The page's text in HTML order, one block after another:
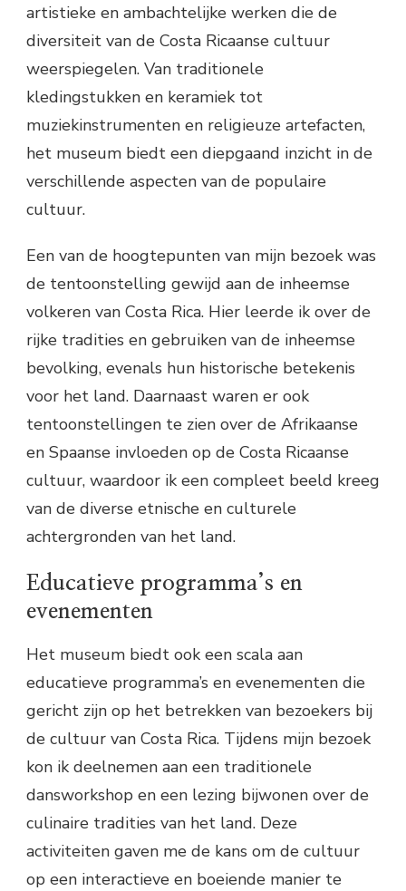
artistieke en ambachtelijke werken die de
diversiteit van de Costa Ricaanse cultuur
weerspiegelen. Van traditionele
kledingstukken en keramiek tot
muziekinstrumenten en religieuze artefacten,
het museum biedt een diepgaand inzicht in de
verschillende aspecten van de populaire
cultuur.
Een van de hoogtepunten van mijn bezoek was
de tentoonstelling gewijd aan de inheemse
volkeren van Costa Rica. Hier leerde ik over de
rijke tradities en gebruiken van de inheemse
bevolking, evenals hun historische betekenis
voor het land. Daarnaast waren er ook
tentoonstellingen te zien over de Afrikaanse
en Spaanse invloeden op de Costa Ricaanse
cultuur, waardoor ik een compleet beeld kreeg
van de diverse etnische en culturele
achtergronden van het land.
Educatieve programma’s en
evenementen
Het museum biedt ook een scala aan
educatieve programma’s en evenementen die
gericht zijn op het betrekken van bezoekers bij
de cultuur van Costa Rica. Tijdens mijn bezoek
kon ik deelnemen aan een traditionele
dansworkshop en een lezing bijwonen over de
culinaire tradities van het land. Deze
activiteiten gaven me de kans om de cultuur
op een interactieve en boeiende manier te